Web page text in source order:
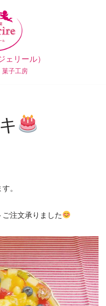
ェリール）
菓子工房
。
注文承りました